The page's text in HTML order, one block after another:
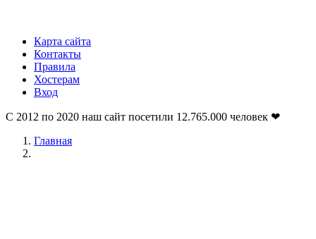
Карта сайта
Контакты
Правила
Хостерам
Вход
С 2012 по 2020 наш сайт посетили 12.765.000 человек ❤
Главная